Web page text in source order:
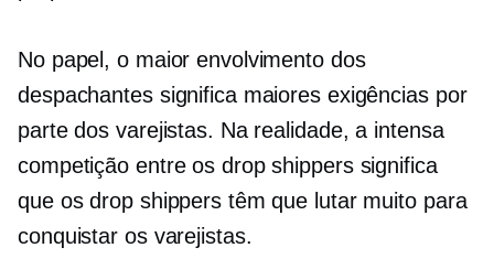
No papel, o maior envolvimento dos
despachantes significa maiores exigências por
parte dos varejistas. Na realidade, a intensa
competição entre os drop shippers significa
que os drop shippers têm que lutar muito para
conquistar os varejistas.